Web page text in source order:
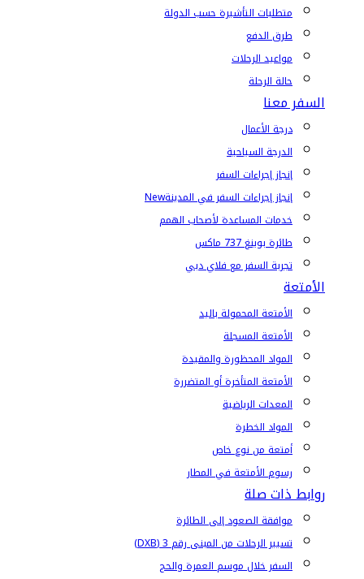
متطلبات التأشيرة حسب الدولة
طرق الدفع
مواعيد الرحلات
حالة الرحلة
السفر معنا
درجة الأعمال
الدرجة السياحية
إنجاز إجراءات السفر
إنجاز إجراءات السفر في المدينةNew
خدمات المساعدة لأصحاب الهمم
طائرة بوينغ 737 ماكس
تجربة السفر مع فلاي دبي
الأمتعة
الأمتعة المحمولة باليد
الأمتعة المسجلة
المواد المحظورة والمقيدة
الأمتعة المتأخرة أو المتضررة
المعدات الرياضية
المواد الخطرة
أمتعة من نوع خاص
رسوم الأمتعة في المطار
روابط ذات صلة
موافقة الصعود إلى الطائرة
تسيير الرحلات من المبنى رقم 3 (DXB)
السفر خلال موسم العمرة والحج